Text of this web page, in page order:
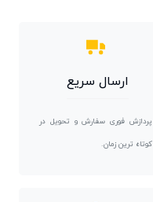
ارسال سریع
پردازش فوری سفارش و تحویل در
کوتاه ترین زمان.